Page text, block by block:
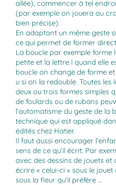
allée), commencer à tel
(par exemple on jouera au
bien précise).
En adaptant un même geste
ce qui permet de former
La boucle par exemple forme
petite et la lettre l quand elle
boucle on change de forme
u si on la redouble. Toutes les
deux ou trois formes simples
de foulards ou de rubans
l’automatisme du geste de la
technique qui est appliqué
édités chez Hatier.
Il faut aussi encourager
sens de ce qu’il écrit. Par
avec des dessins de jouets et
écrire « celui-ci » sous le
sous la fleur qu’il préfère …